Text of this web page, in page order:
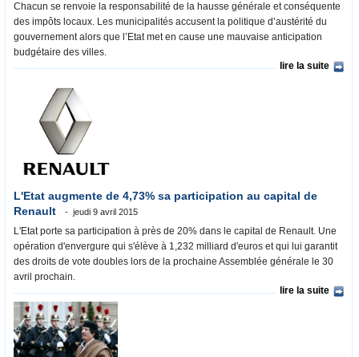
Chacun se renvoie la responsabilité de la hausse générale et conséquente
des impôts locaux. Les municipalités accusent la politique d’austérité du
gouvernement alors que l’Etat met en cause une mauvaise anticipation
budgétaire des villes.
lire la suite
L'Etat augmente de 4,73% sa participation au capital de
Renault
jeudi 9 avril 2015
L'Etat porte sa participation à près de 20% dans le capital de Renault. Une
opération d'envergure qui s'élève à 1,232 milliard d'euros et qui lui garantit
des droits de vote doubles lors de la prochaine Assemblée générale le 30
avril prochain.
lire la suite